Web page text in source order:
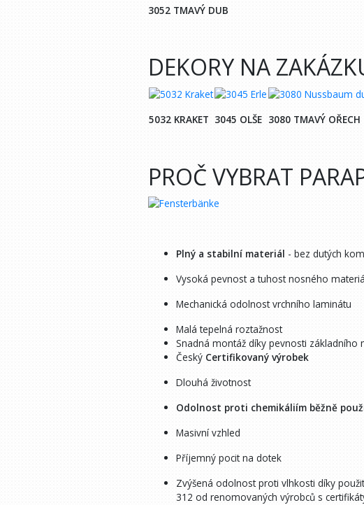
3052 TMAVÝ DUB
DEKORY NA
5032 KRAKET 3045 OLŠE 3080 TMAVÝ OŘECH
PROČ VYBRAT
Plný a stabilní materiál - bez dutých
Vysoká pevnost a tuhost nosného
Mechanická odolnost vrchního laminátu
Malá tepelná roztažnost
Snadná montáž díky pevnosti
Český Certifikovaný výrobek
Dlouhá životnost
Odolnost proti chemikáliím běžně
Masivní vzhled
Příjemný pocit na dotek
Zvýšená odolnost proti vlhkosti díky
312 od renomovaných výrobců s